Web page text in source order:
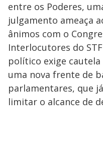
entre os Poderes,
julgamento ameaça
ânimos com o
Interlocutores do
político exige
uma nova frente de
parlamentares, que
limitar o alcance de